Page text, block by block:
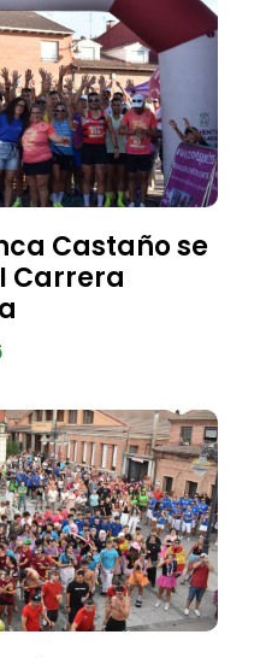
Castaño se
Carrera